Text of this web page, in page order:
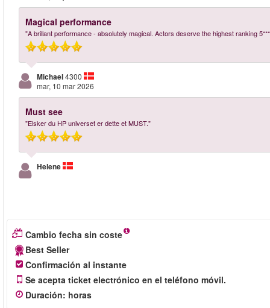
Magical performance
"A brillant performance - absolutely magical. Actors deserve the highest ranking
Michael4300
mar, 10 mar 2026
Must see
"Elsker du HP universet er dette et MUST."
Helene
Cambio fecha sin coste
Best Seller
Confirmación al instante
Se acepta ticket electrónico en el teléfono móvil.
Duración: horas